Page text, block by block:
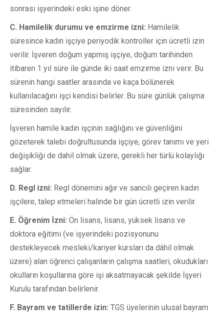
sonrası işyerindeki eski işine döner.
C. Hamilelik durumu ve emzirme izni: Hamilelik
süresince kadın işçiye periyodik kontroller için ücretli izin
verilir. İşveren doğum yapmış işçiye, doğum tarihinden
itibaren 1 yıl süre ile günde iki saat emzirme izni verir. Bu
sürenin hangi saatler arasında ve kaça bölünerek
kullanılacağını işçi kendisi belirler. Bu süre günlük çalışma
süresinden sayılır.
İşveren hamile kadın işçinin sağlığını ve güvenliğini
gözeterek talebi doğrultusunda işçiye, görev tanımı ve yeri
değişikliği de dahil olmak üzere, gerekli her türlü kolaylığı
sağlar.
D. Regl izni: Regl dönemini ağır ve sancılı geçiren kadın
işçilere, talep etmeleri halinde bir gün ücretli izin verilir.
E. Öğrenim İzni: Ön lisans, lisans, yüksek lisans ve
doktora eğitimi (ve işyerindeki pozisyonunu
destekleyecek mesleki/kariyer kursları da dâhil olmak
üzere) alan öğrenci çalışanların çalışma saatleri, okudukları
okulların koşullarına göre işi aksatmayacak şekilde İşyeri
Kurulu tarafından belirlenir.
F. Bayram ve tatillerde izin: TGS üyelerinin ulusal bayram